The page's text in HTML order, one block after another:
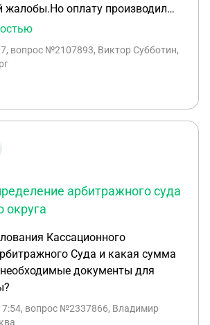
жалобы.Но оплату производил
лицо, жалоба от юридического
физическим лицом за
предоставить в суд к
чтобы засчитали уплату?
, вопрос №2107893, Виктор Субботин,
арбитражного суда
округа
Кассационного
Суда и какая сумма
документы для
, вопрос №2337866, Владимир